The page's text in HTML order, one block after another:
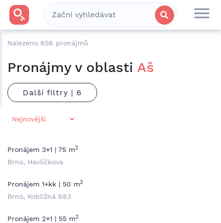
Nalezeno 656 pronájmů
Pronájmy v oblasti Aš
Další filtry |
Pronájem 3+1 | 75 m2
Brno, Havlíčkova
Pronájem 1+kk | 50 m2
Brno, Kobližná 683
Pronájem 2+1 | 55 m2